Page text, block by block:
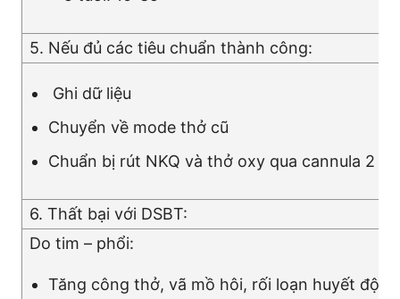
5. Nếu đủ các tiêu chuẩn thành công:
Ghi dữ liệu
Chuyển về mode thở cũ
Chuẩn bị rút NKQ và thở oxy qua cannula 2
6. Thất bại với DSBT:
Do tim – phổi:
Tăng công thở, vã mồ hôi, rối loạn huyết